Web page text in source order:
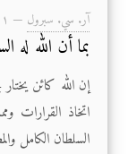
آر. سي. سبرول — ۱ أبريل ۲۰۲۰
بما أن الله
إن الله كائن
اتخاذ القرارات
السلطان الكامل